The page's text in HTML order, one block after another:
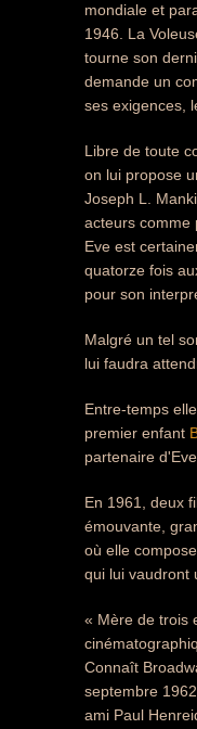
mondiale et
1946. La
tourne son
demande un
ses exigences,
Libre de toute
on lui propose
Joseph L.
acteurs comme
Eve est
quatorze fois
pour son
Malgré un tel
lui faudra
Entre-temps
premier enfant
partenaire
En 1961, deux
émouvante,
où elle
qui lui vaudront
« Mère de trois
Connaît
septembre
ami Paul